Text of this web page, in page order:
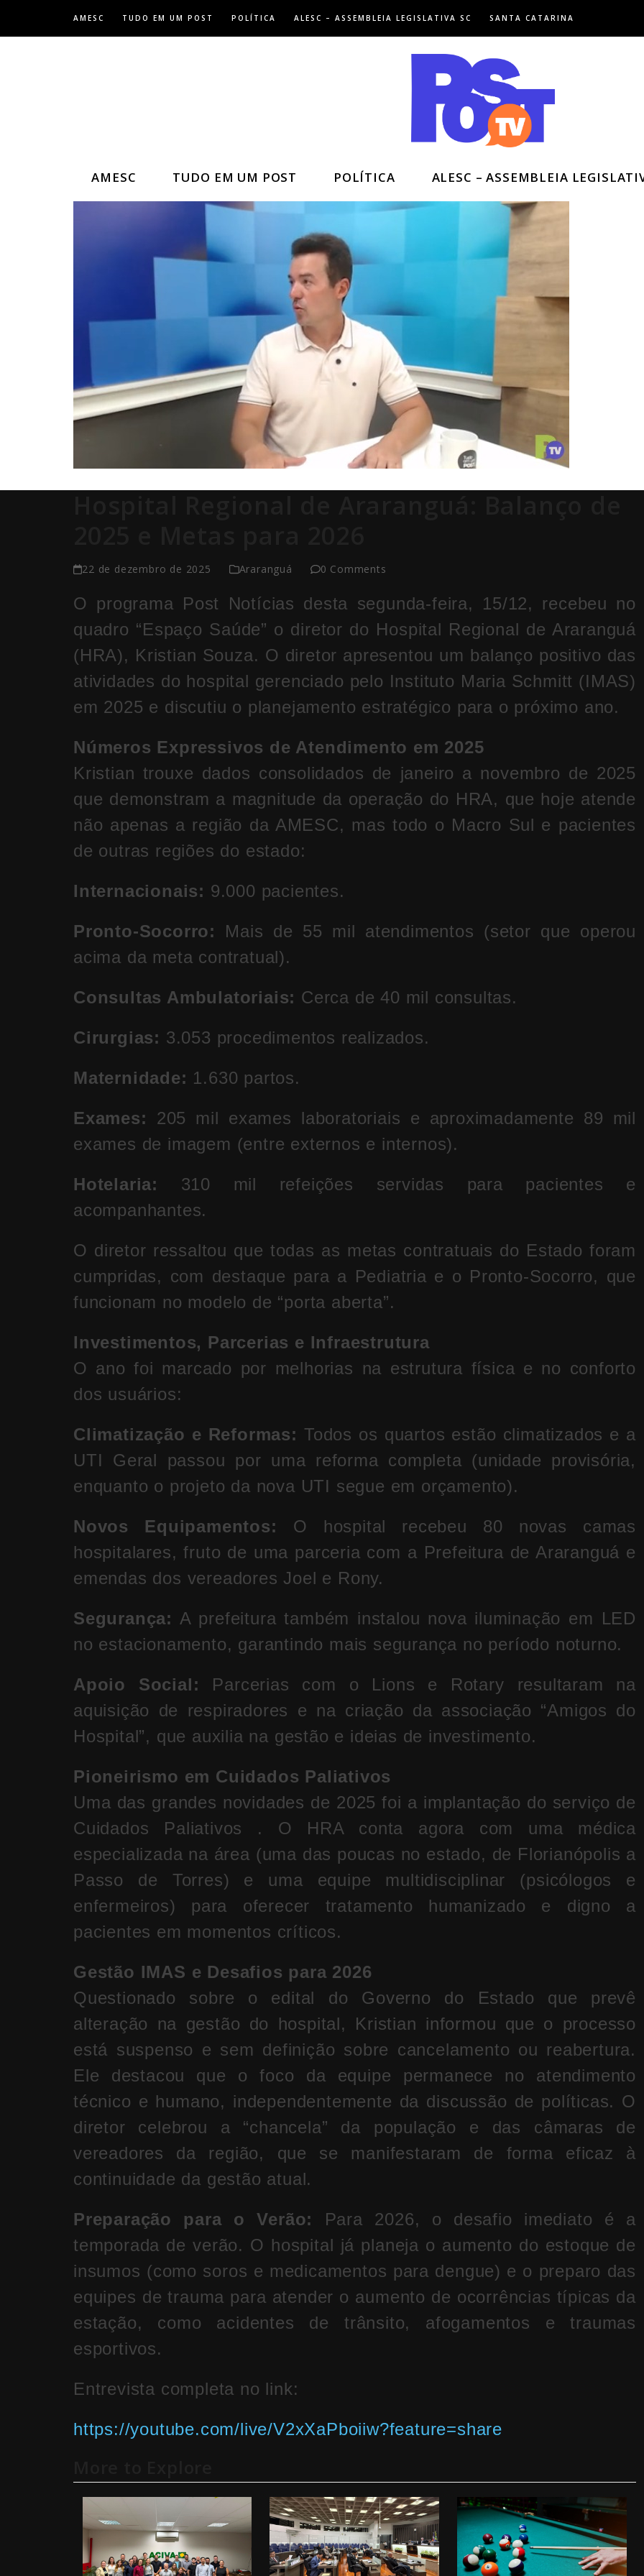
AMESC TUDO EM UM POST POLÍTICA ALESC – ASSEMBLEIA LEGISLATIVA SC SANTA CATARINA
AMESC TUDO EM UM POST POLÍTICA ALESC – ASSEMBLEIA
22 de dezembro de 2025 Araranguá 0 Comments
O programa Post Notícias desta segunda-feira, 15/12, recebeu no
quadro “Espaço Saúde” o diretor do Hospital Regional de Araranguá
(HRA), Kristian Souza. O diretor apresentou um balanço positivo das
atividades do hospital gerenciado pelo Instituto Maria Schmitt (IMAS)
em 2025 e discutiu o planejamento estratégico para o próximo ano.
Números Expressivos de Atendimento em 2025
Kristian trouxe dados consolidados de janeiro a novembro de 2025
que demonstram a magnitude da operação do HRA, que hoje atende
não apenas a região da AMESC, mas todo o Macro Sul e pacientes
de outras regiões do estado:
Internacionais: 9.000 pacientes.
Pronto-Socorro:
Mais de 55 mil atendimentos (setor que operou
acima da meta contratual).
Consultas Ambulatoriais: Cerca de 40 mil consultas.
Cirurgias: 3.053 procedimentos realizados.
Maternidade: 1.630 partos.
Exames: 205 mil exames laboratoriais e aproximadamente 89 mil
exames de imagem (entre externos e internos).
Hotelaria:
310 mil refeições servidas para pacientes e
acompanhantes.
O diretor ressaltou que todas as metas contratuais do Estado foram
cumpridas, com destaque para a Pediatria e o Pronto-Socorro, que
funcionam no modelo de “porta aberta”.
Investimentos, Parcerias e Infraestrutura
O ano foi marcado por melhorias na estrutura física e no conforto
dos usuários:
Climatização e Reformas: Todos os quartos estão climatizados e a
UTI Geral passou por uma reforma completa (unidade provisória,
enquanto o projeto da nova UTI segue em orçamento).
Novos Equipamentos: O hospital recebeu 80 novas camas
hospitalares, fruto de uma parceria com a Prefeitura de Araranguá e
emendas dos vereadores Joel e Rony.
Segurança: A prefeitura também instalou nova iluminação em LED
no estacionamento, garantindo mais segurança no período noturno.
Apoio Social: Parcerias com o Lions e Rotary resultaram na
aquisição de respiradores e na criação da associação “Amigos do
Hospital”, que auxilia na gestão e ideias de investimento.
Pioneirismo em Cuidados Paliativos
Uma das grandes novidades de 2025 foi a implantação do serviço de
Cuidados Paliativos . O HRA conta agora com uma médica
especializada na área (uma das poucas no estado, de Florianópolis a
Passo de Torres) e uma equipe multidisciplinar (psicólogos e
enfermeiros) para oferecer tratamento humanizado e digno a
pacientes em momentos críticos.
Gestão IMAS e Desafios para 2026
Questionado sobre o edital do Governo do Estado que prevê
alteração na gestão do hospital, Kristian informou que o processo
está suspenso e sem definição sobre cancelamento ou reabertura.
Ele destacou que o foco da equipe permanece no atendimento
técnico e humano, independentemente da discussão de políticas. O
diretor celebrou a “chancela” da população e das câmaras de
vereadores da região, que se manifestaram de forma eficaz à
continuidade da gestão atual.
Preparação para o Verão:
Para 2026, o desafio imediato é a
temporada de verão. O hospital já planeja o aumento do estoque de
insumos (como soros e medicamentos para dengue) e o preparo das
equipes de trauma para atender o aumento de ocorrências típicas da
estação, como acidentes de trânsito, afogamentos e traumas
esportivos.
Entrevista completa no link:
https://youtube.com/live/V2xXaPboiiw?feature=share